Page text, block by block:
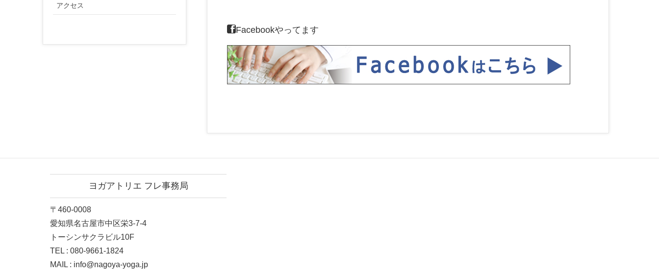
Facebookやってます
アクセス
ヨガアトリエ フレ事務局
〒460-0008
愛知県名古屋市中区栄3-7-4
トーシンサクラビル10F
TEL : 080-9661-1824
MAIL : info@nagoya-yoga.jp